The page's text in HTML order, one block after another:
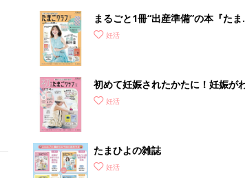
まるごと1冊“出産準備”の本『たま
クラブ 夏号』〈スペシャル大特集〉
妊活
初めて妊娠されたかたに！妊娠が
ったら最初に読む本『初めてのたま
妊活
たまひよの雑誌
妊活